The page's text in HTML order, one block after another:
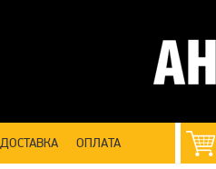
ДОСТАВКА ОПЛАТА